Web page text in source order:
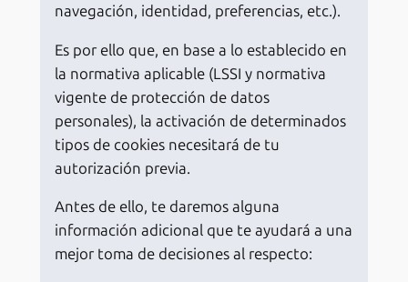
navegación, identidad, preferencias, etc.).
Es por ello que, en base a lo establecido en
la normativa aplicable (LSSI y normativa
vigente de protección de datos
personales), la activación de determinados
tipos de cookies necesitará de tu
autorización previa.
Antes de ello, te daremos alguna
información adicional que te ayudará a una
mejor toma de decisiones al respecto: